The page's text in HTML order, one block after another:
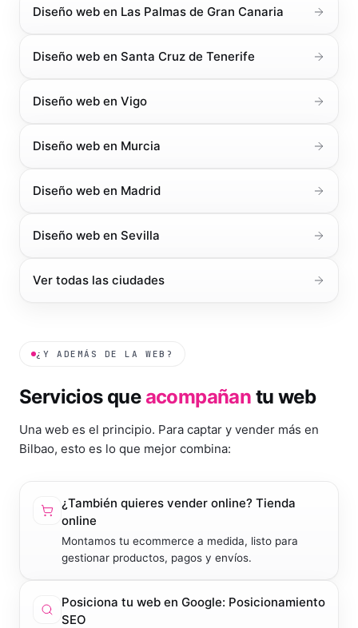
Diseño web en Las Palmas de Gran Canaria
Diseño web en Santa Cruz de Tenerife
Diseño web en Vigo
Diseño web en Murcia
Diseño web en Madrid
Diseño web en Sevilla
Ver todas las ciudades
¿Y ADEMÁS DE LA WEB?
Servicios queacompañan tu web
Una web es el principio. Para captar y vender más en
Bilbao, esto es lo que mejor combina:
¿También quieres vender online? Tienda
online
Montamos tu ecommerce a medida, listo para
gestionar productos, pagos y envíos.
Posiciona tu web en Google: Posicionamiento
SEO